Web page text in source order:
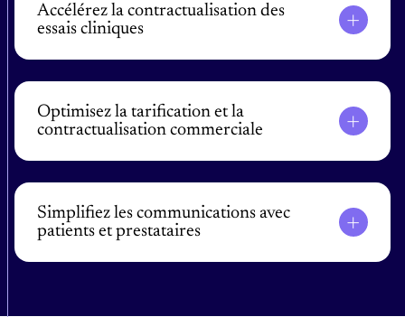
Accélérez la contractualisation des
essais cliniques
Standardisez vos accords de sites et accélérez
patient.
Optimisez la tarification et la
contractualisation commerciale
Générez des contrats gouvernementaux, payeurs et
Simplifiez les communications avec
patients et prestataires
Générez des supports conformes pour l'accès